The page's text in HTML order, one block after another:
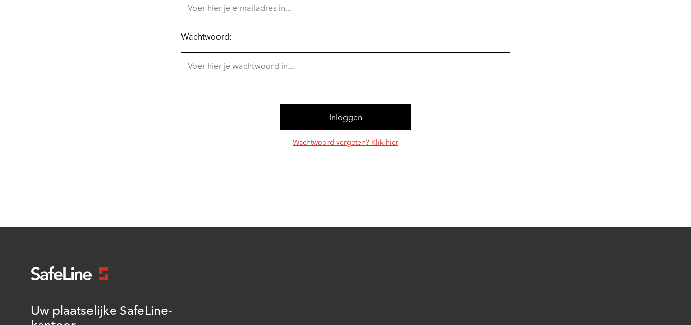
Wachtwoord:
Wachtwoord vergeten? Klik hier
Uw plaatselijke SafeLine-